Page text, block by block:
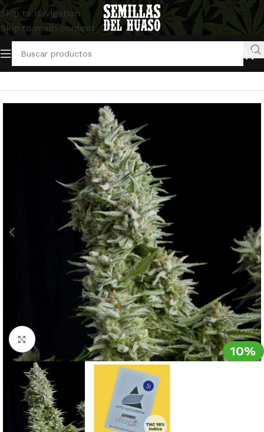
Skip to navigation
Skip to main content
Inicio/Semillas Autoflorecientes/Pyramid Seeds
10%
Clic para ampliar